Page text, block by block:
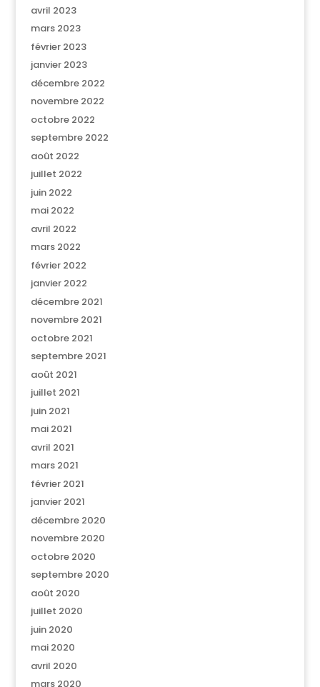
avril 2023
mars 2023
février 2023
janvier 2023
décembre 2022
novembre 2022
octobre 2022
septembre 2022
août 2022
juillet 2022
juin 2022
mai 2022
avril 2022
mars 2022
février 2022
janvier 2022
décembre 2021
novembre 2021
octobre 2021
septembre 2021
août 2021
juillet 2021
juin 2021
mai 2021
avril 2021
mars 2021
février 2021
janvier 2021
décembre 2020
novembre 2020
octobre 2020
septembre 2020
août 2020
juillet 2020
juin 2020
mai 2020
avril 2020
mars 2020